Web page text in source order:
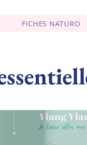
FICHES NATURO